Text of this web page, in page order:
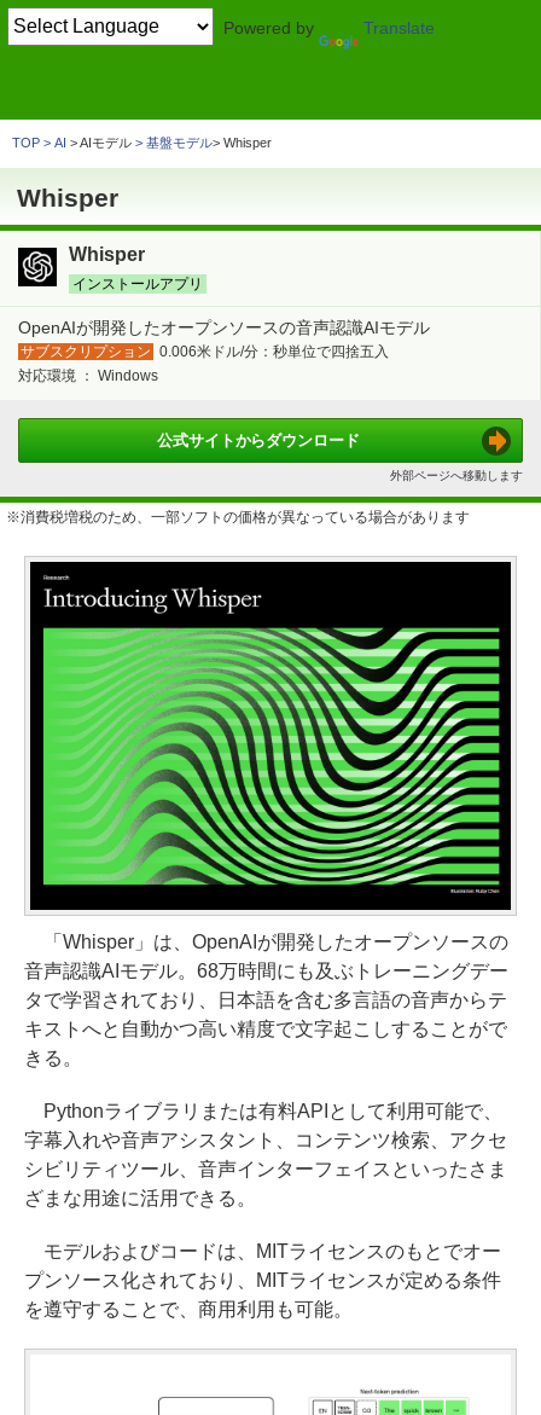
Powered by Translate
TOP AI > AIモデル 基盤モデル Whisper
Whisper
Whisper
インストールアプリ
OpenAIが開発したオープンソースの音声認識AIモデル
サブスクリプション 0.006米ドル/分：秒単位で四捨五入
対応環境 ： Windows
公式サイトからダウンロード
外部ページへ移動します
※消費税増税のため、一部ソフトの価格が異なっている場合があります
「Whisper」は、OpenAIが開発したオープンソースの
音声認識AIモデル。68万時間にも及ぶトレーニングデー
タで学習されており、日本語を含む多言語の音声からテ
キストへと自動かつ高い精度で文字起こしすることがで
きる。
Pythonライブラリまたは有料APIとして利用可能で、
字幕入れや音声アシスタント、コンテンツ検索、アクセ
シビリティツール、音声インターフェイスといったさま
ざまな用途に活用できる。
モデルおよびコードは、MITライセンスのもとでオー
プンソース化されており、MITライセンスが定める条件
を遵守することで、商用利用も可能。